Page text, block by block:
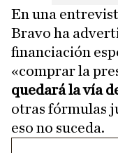
En una
Bravo ha
financiación
«comprar la
quedará la vía
otras fórmulas
eso no suceda.